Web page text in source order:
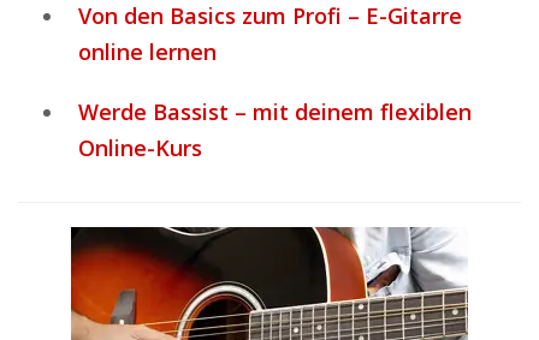
Von den Basics zum Profi – E-Gitarre
online lernen
Werde Bassist – mit deinem flexiblen
Online-Kurs